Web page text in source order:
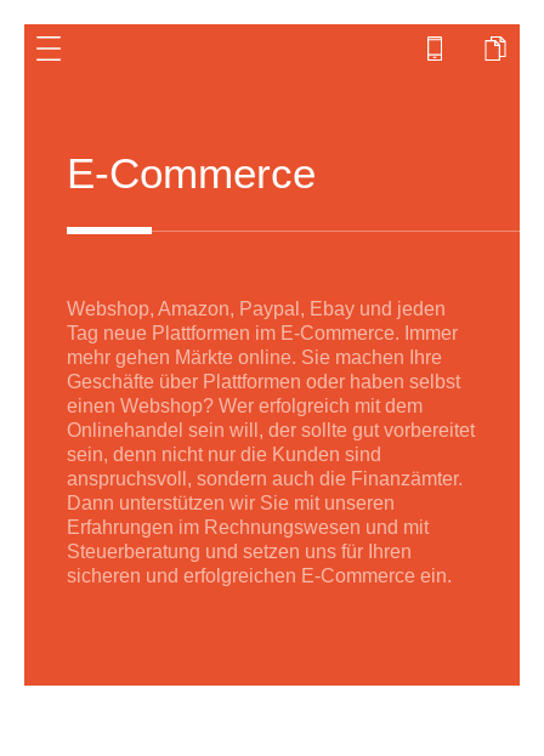
E-Commerce
Webshop, Amazon, Paypal, Ebay und jeden
Tag neue Plattformen im E-Commerce. Immer
mehr gehen Märkte online. Sie machen Ihre
Geschäfte über Plattformen oder haben selbst
einen Webshop? Wer erfolgreich mit dem
Onlinehandel sein will, der sollte gut vorbereitet
sein, denn nicht nur die Kunden sind
anspruchsvoll, sondern auch die Finanzämter.
Dann unterstützen wir Sie mit unseren
Erfahrungen im Rechnungswesen und mit
Steuerberatung und setzen uns für Ihren
sicheren und erfolgreichen E-Commerce ein.